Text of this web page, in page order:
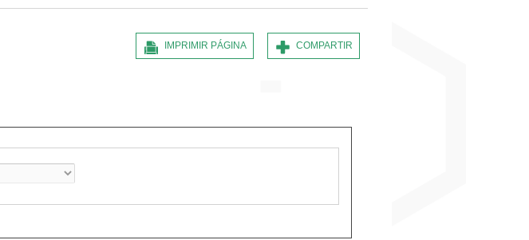
COMPARTIR
IMPRIMIR PÁGINA